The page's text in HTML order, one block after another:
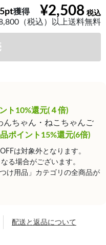
¥2,508
獲得
（税込）以上送料無料
ト10%還元(４倍)
ちゃん・ねこちゃんご
ポイント15%還元(6倍)
は対象外となります。
る場合がございます。
け用品」カテゴリの全商品が
配送と返品について